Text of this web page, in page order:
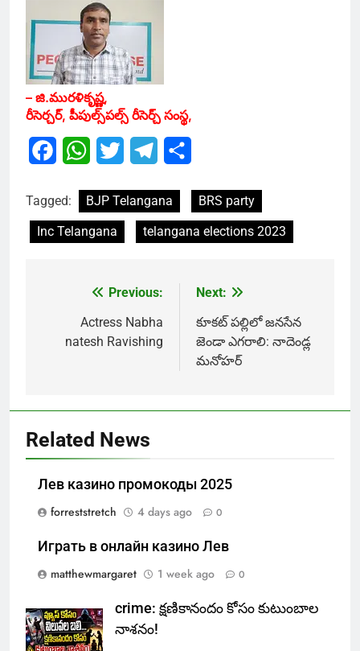
– జి.మురళికృష్ణ,
రీసెర్చర్‌, పీపుల్స్‌పల్స్‌ రీసెర్చ్‌ సంస్థ,
FacebookWhatsApp
Twitter Telegram
Tagged: BJP Telangana
BRS party
Inc Telangana
telangana elections 2023
navigation
Previous:
Actress Nabha
natesh Ravishing
Next:
కూకట్ పల్లిలో జనసేన
జెండా ఎగరాలి: నాదెండ్ల
మనోహర్
Related News
Лев казино промокоды 2025
forreststretch
4 days ago 0
Играть в онлайн казино Лев
matthewmargaret
1 week ago 0
crime: క్షణికానందం కోసం కుటుంబాల
నాశనం!